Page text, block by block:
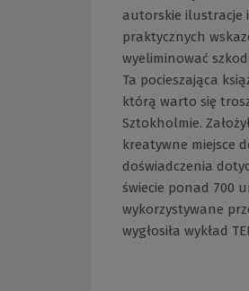
autorskie ilustracje
praktycznych
wyeliminować
Ta pocieszająca
którą warto się
Sztokholmie.
kreatywne miejsce
doświadczenia
świecie ponad 700
wykorzystywane
wygłosiła wykład